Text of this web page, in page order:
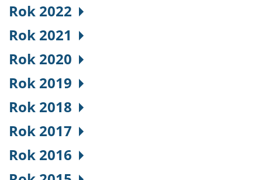
Rok 2022
Rok 2021
Rok 2020
Rok 2019
Rok 2018
Rok 2017
Rok 2016